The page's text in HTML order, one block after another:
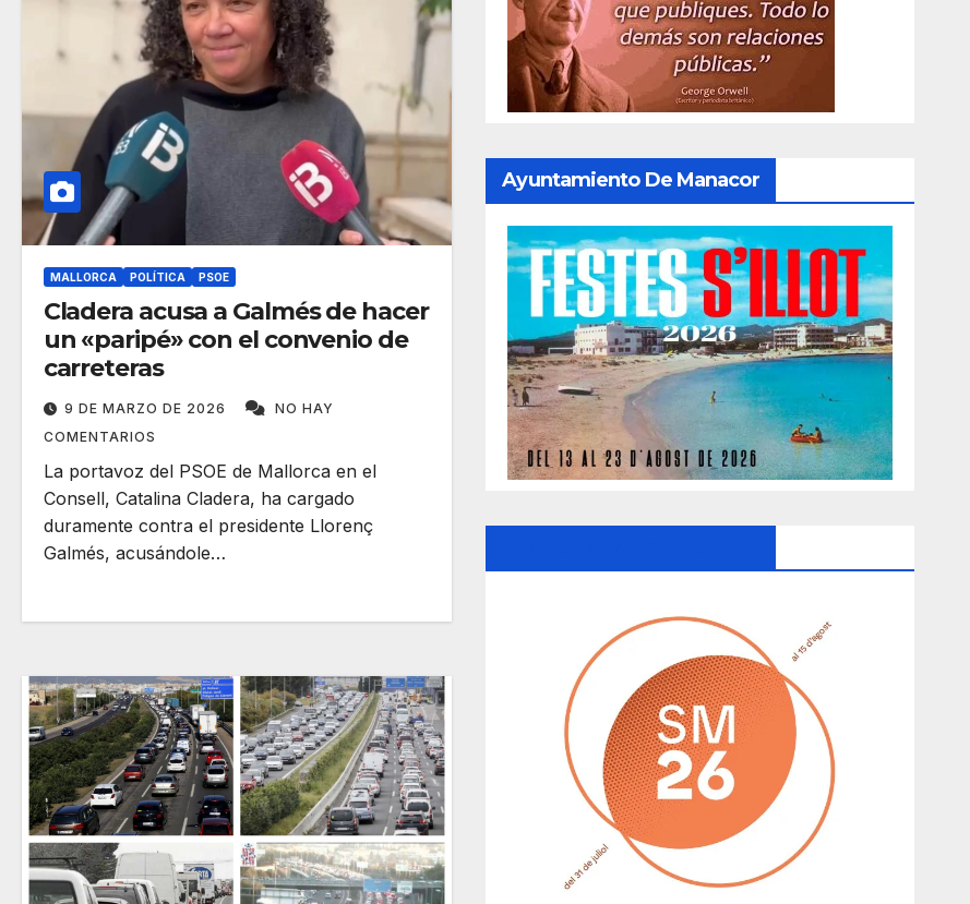
MALLORCA POLÍTICA PSOE
Cladera acusa a Galmés de hacer
un «paripé» con el convenio de
carreteras
9 DE MARZO DE 2026
NO HAY
COMENTARIOS
La portavoz del PSOE de Mallorca en el
Consell, Catalina Cladera, ha cargado
duramente contra el presidente Llorenç
Galmés, acusándole…
Ayuntamiento De Manacor